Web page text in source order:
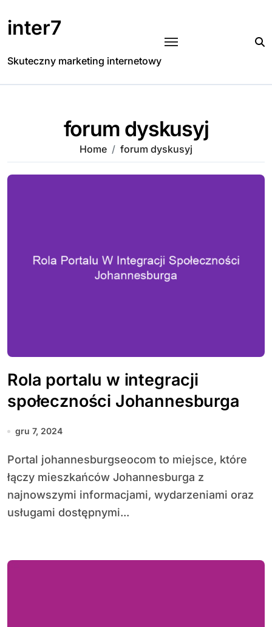
to
content
inter7
Skuteczny marketing internetowy
forum dyskusyj
Home forum dyskusyj
Rola portalu w integracji
społeczności Johannesburga
gru 7, 2024
Portal johannesburgseocom to miejsce, które
łączy mieszkańców Johannesburga z
najnowszymi informacjami, wydarzeniami oraz
usługami dostępnymi...